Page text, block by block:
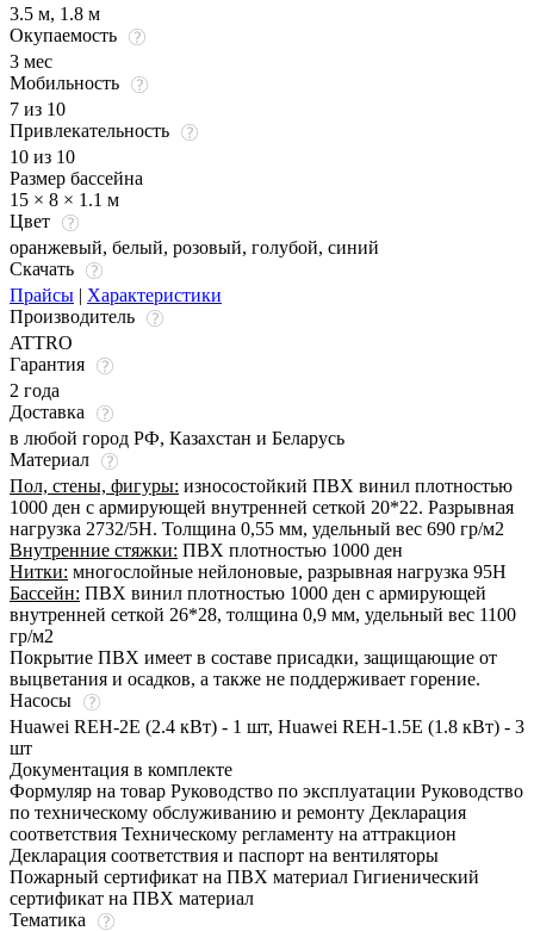
3.5 м, 1.8 м
Окупаемость
3 мес
Мобильность
7 из 10
Привлекательность
10 из 10
Размер бассейна
15 × 8 × 1.1 м
Цвет
оранжевый, белый, розовый, голубой, синий
Скачать
Прайсы | Характеристики
Производитель
ATTRO
Гарантия
2 года
Доставка
в любой город РФ, Казахстан и Беларусь
Материал
Пол, стены, фигуры: износостойкий ПВХ винил плотностью
1000 ден с армирующей внутренней сеткой 20*22. Разрывная
нагрузка 2732/5Н. Толщина 0,55 мм, удельный вес 690 гр/м2
Внутренние стяжки: ПВХ плотностью 1000 ден
Нитки: многослойные нейлоновые, разрывная нагрузка 95Н
Бассейн: ПВХ винил плотностью 1000 ден с армирующей
внутренней сеткой 26*28, толщина 0,9 мм, удельный вес 1100
гр/м2
Покрытие ПВХ имеет в составе присадки, защищающие от
выцветания и осадков, а также не поддерживает горение.
Насосы
Huawei REH-2E (2.4 кВт) - 1 шт, Huawei REH-1.5E (1.8 кВт) - 3
шт
Документация в комплекте
Формуляр на товар Руководство по эксплуатации Руководство
по техническому обслуживанию и ремонту Декларация
соответствия Техническому регламенту на аттракцион
Декларация соответствия и паспорт на вентиляторы
Пожарный сертификат на ПВХ материал Гигиенический
сертификат на ПВХ материал
Тематика